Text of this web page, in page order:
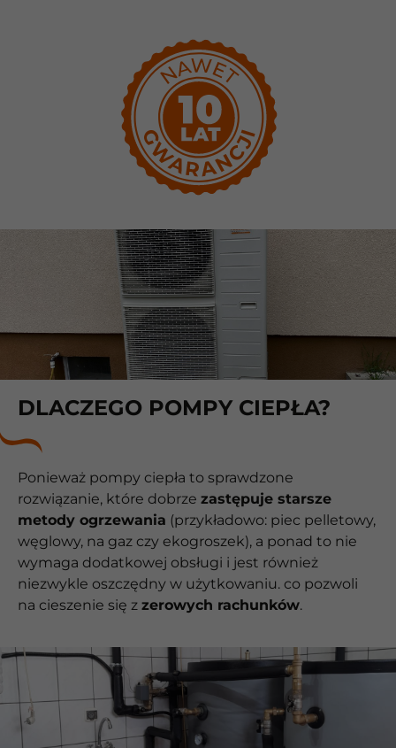
DLACZEGO POMPY CIEPŁA?
Ponieważ pompy ciepła to sprawdzone
rozwiązanie, które dobrze zastępuje starsze
metody ogrzewania (przykładowo: piec pelletowy,
węglowy, na gaz czy ekogroszek), a ponad to nie
wymaga dodatkowej obsługi i jest również
niezwykle oszczędny w użytkowaniu. co pozwoli
na cieszenie się z zerowych rachunków.